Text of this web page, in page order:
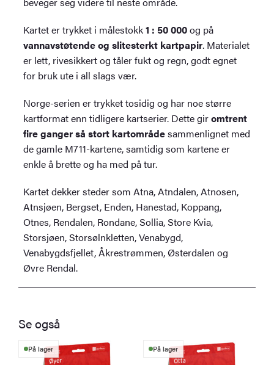
Kartet er trykket i målestokk1 : 50 000og på
vannavstøtende og slitesterkt kartpapir. Materialet
er lett, rivesikkert og tåler fukt og regn, godt egnet
for bruk ute i all slags vær.
Norge-serien er trykket tosidig og har noe større
kartformat enn tidligere kartserier. Dette giromtrent
fire ganger så stort kartområdesammenlignet med
de gamle M711-kartene, samtidig som kartene er
enkle å brette og ha med på tur.
Kartet dekker steder som Atna, Atndalen, Atnosen,
Atnsjøen, Bergset, Enden, Hanestad, Koppang,
Otnes, Rendalen, Rondane, Sollia, Store Kvia,
Storsjøen, Storsølnkletten, Venabygd,
Venabygdsfjellet, Åkrestrømmen, Østerdalen og
Øvre Rendal.
Se også
På lager På lager